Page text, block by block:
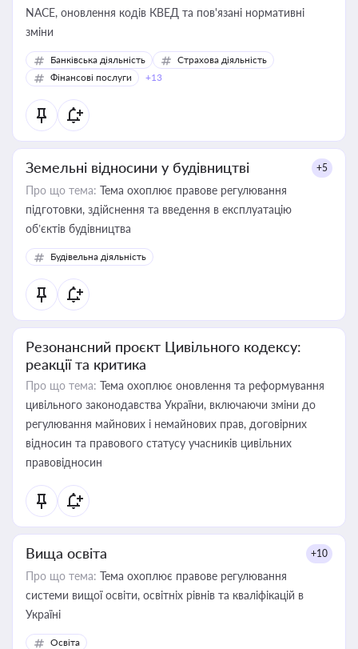
NACE, оновлення кодів КВЕД та пов'язані нормативні
зміни
Банківська діяльність
Страхова діяльність
Фінансові послуги
+13
Земельні відносини у будівництві +5
Про що тема: Тема охоплює правове регулювання
підготовки, здійснення та введення в експлуатацію
об’єктів будівництва
Будівельна діяльність
Резонансний проєкт Цивільного кодексу:
реакції та критика
Про що тема: Тема охоплює оновлення та реформування
цивільного законодавства України, включаючи зміни до
регулювання майнових і немайнових прав, договірних
відносин та правового статусу учасників цивільних
правовідносин
Вища освіта +10
Про що тема: Тема охоплює правове регулювання
системи вищої освіти, освітніх рівнів та кваліфікацій в
Україні
Освіта